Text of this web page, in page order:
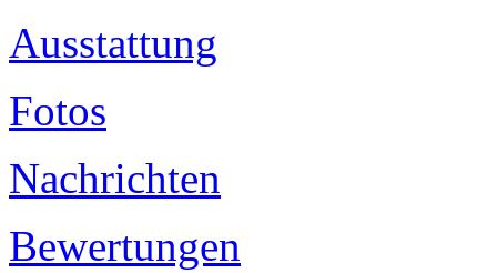
Ausstattung
Fotos
Nachrichten
Bewertungen